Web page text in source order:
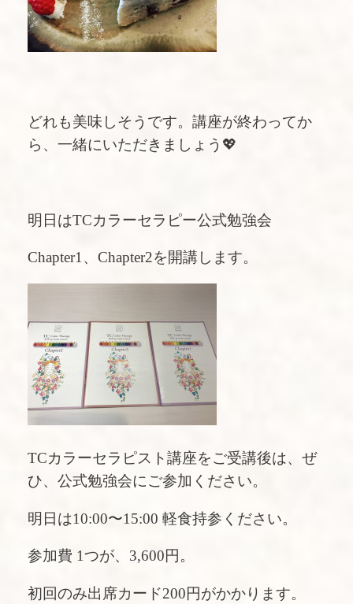
どれも美味しそうです。講座が終わってか
ら、一緒にいただきましょう💖
明日はTCカラーセラピー公式勉強会
Chapter1、Chapter2を開講します。
TCカラーセラピスト講座をご受講後は、ぜ
ひ、公式勉強会にご参加ください。
明日は10:00〜15:00 軽食持参ください。
参加費 1つが、3,600円。
初回のみ出席カード200円がかかります。